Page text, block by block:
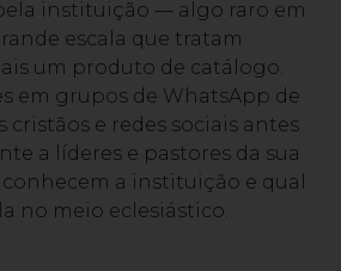
instituição — algo raro em
escala que tratam
um produto de catálogo.
em grupos de WhatsApp de
e redes sociais antes
a líderes e pastores da sua
a instituição e qual
no meio eclesiástico.